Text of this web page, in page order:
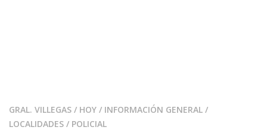
GRAL. VILLEGAS / HOY / INFORMACIÓN GENERAL /
LOCALIDADES / POLICIAL